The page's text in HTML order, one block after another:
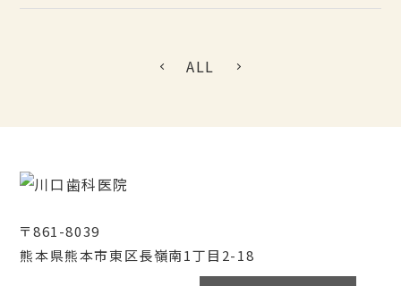
ALL
〒861-8039
熊本県熊本市東区長嶺南1丁目2-18